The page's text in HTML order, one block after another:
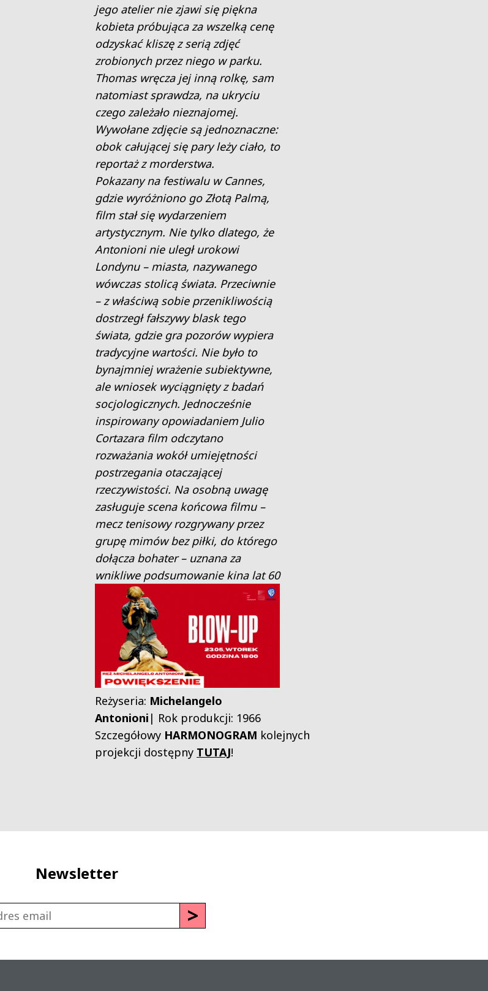
jego atelier nie zjawi się piękna
kobieta próbująca za wszelką cenę
odzyskać kliszę z serią zdjęć
zrobionych przez niego w parku.
Thomas wręcza jej inną rolkę, sam
natomiast sprawdza, na ukryciu
czego zależało nieznajomej.
Wywołane zdjęcie są jednoznaczne:
obok całującej się pary leży ciało, to
reportaż z morderstwa.
Pokazany na festiwalu w Cannes,
gdzie wyróżniono go Złotą Palmą,
film stał się wydarzeniem
artystycznym. Nie tylko dlatego, że
Antonioni nie uległ urokowi
Londynu – miasta, nazywanego
wówczas stolicą świata. Przeciwnie
– z właściwą sobie przenikliwością
dostrzegł fałszywy blask tego
świata, gdzie gra pozorów wypiera
tradycyjne wartości. Nie było to
bynajmniej wrażenie subiektywne,
ale wniosek wyciągnięty z badań
socjologicznych. Jednocześnie
inspirowany opowiadaniem Julio
Cortazara film odczytano
rozważania wokół umiejętności
postrzegania otaczającej
rzeczywistości. Na osobną uwagę
zasługuje scena końcowa filmu –
mecz tenisowy rozgrywany przez
grupę mimów bez piłki, do którego
dołącza bohater – uznana za
wnikliwe podsumowanie kina lat 60
Reżyseria: Michelangelo
Antonioni | Rok produkcji: 1966
Szczegółowy HARMONOGRAM kolejnych
projekcji dostępny TUTAJ!
Newsletter